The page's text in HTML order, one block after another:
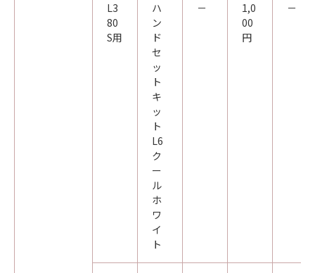
L3
80
S用
ハ
ン
ド
セ
ッ
ト
キ
ッ
ト
L6
ク
ー
ル
ホ
ワ
イ
ト
－
1,0
00
円
－